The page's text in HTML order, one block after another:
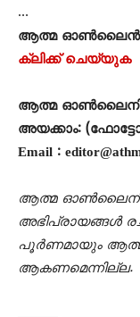
…
ആത്മ ഓൺലൈൻ
ക്ലിക്ക് ചെയ്യുക
ആത്മ
അയക്കാം:
Email :
ആത്മ ഓൺലൈനിൽ
അഭിപ്രായങ്ങൾ
പൂർണമായും
ആകണമെന്നില്ല.